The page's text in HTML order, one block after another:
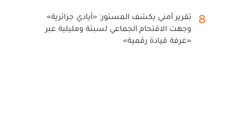
8
تقرير أمني يكشف المستور: «أيادي جزائرية»
وجهت الاقتحام الجماعي لسبتة ومليلية عبر
«غرفة قيادة رقمية»